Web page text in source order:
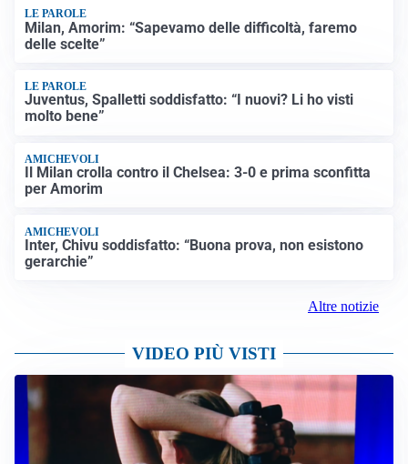
LE PAROLE
Milan, Amorim: “Sapevamo delle difficoltà, faremo
delle scelte”
LE PAROLE
Juventus, Spalletti soddisfatto: “I nuovi? Li ho visti
molto bene”
AMICHEVOLI
Il Milan crolla contro il Chelsea: 3-0 e prima sconfitta
per Amorim
AMICHEVOLI
Inter, Chivu soddisfatto: “Buona prova, non esistono
gerarchie”
Altre notizie
VIDEO PIÙ VISTI